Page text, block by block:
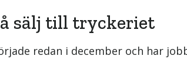
sälj till tryckeriet
redan i december och har